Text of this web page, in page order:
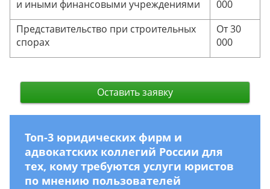
и иными финансовыми учреждениями
000
Представительство при строительных
спорах
От 30
000
Оставить заявку
Топ-3 юридических фирм и
адвокатских коллегий России для
тех, кому требуются услуги юристов
по мнению пользователей